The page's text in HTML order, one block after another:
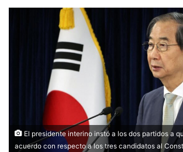
El presidente interino instó a los dos partidos a
acuerdo con respecto a los tres candidatos al